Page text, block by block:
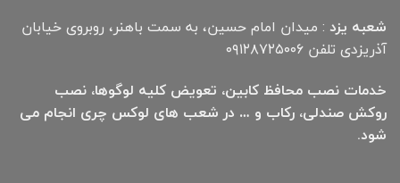
شعبه یزد : میدان امام حسین، به سمت باهنر، روبروی خیابان
آذریزدی تلفن ۰۹۱۲۸۷۲۵۰۰۶
خدمات نصب محافظ کابین، تعویض کلیه لوگوها، نصب
روکش صندلی، رکاب و … در شعب های لوکس چری انجام می
شود.